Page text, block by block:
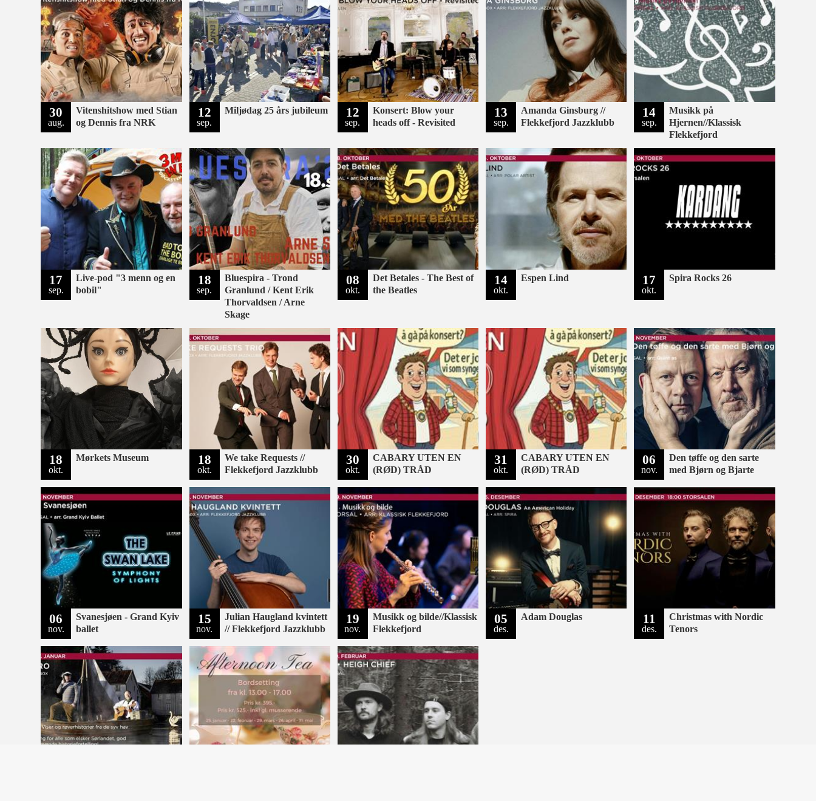
30
aug.
Vitenshitshow med Stian
og Dennis fra NRK
12
sep.
Miljødag 25 års jubileum 12
sep.
Konsert: Blow your
heads off - Revisited
13
sep.
Amanda Ginsburg //
Flekkefjord Jazzklubb
14
sep.
Musikk på
Hjernen//Klassisk
Flekkefjord
17
sep.
Live-pod "3 menn og en
bobil"
18
sep.
Bluespira - Trond
Granlund / Kent Erik
Thorvaldsen / Arne
Skage
08
okt.
Det Betales - The Best of
the Beatles
14
okt.
Espen Lind 17
okt.
Spira Rocks 26
18
okt.
Mørkets Museum 18
okt.
We take Requests //
Flekkefjord Jazzklubb
30
okt.
CABARY UTEN EN
(RØD) TRÅD
31
okt.
CABARY UTEN EN
(RØD) TRÅD
06
nov.
Den tøffe og den sarte
med Bjørn og Bjarte
06
nov.
Svanesjøen - Grand Kyiv
ballet
15
nov.
Julian Haugland kvintett
// Flekkefjord Jazzklubb
19
nov.
Musikk og bilde//Klassisk
Flekkefjord
05
des.
Adam Douglas 11
des.
Christmas with Nordic
Tenors